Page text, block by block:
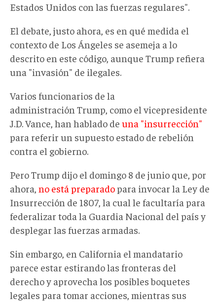
Estados Unidos con las fuerzas regulares".
El debate, justo ahora, es en qué medida el
contexto de Los Ángeles se asemeja a lo
descrito en este código, aunque Trump refiera
una "invasión" de ilegales.
Varios funcionarios de la
administración Trump, como el vicepresidente
J.D. Vance, han hablado de una "insurrección"
para referir un supuesto estado de rebelión
contra el gobierno.
Pero Trump dijo el domingo 8 de junio que, por
ahora, no está preparadopara invocar la Ley de
Insurrección de 1807, la cual le facultaría para
federalizar toda la Guardia Nacional del país y
desplegar las fuerzas armadas.
Sin embargo, en California el mandatario
parece estar estirando las fronteras del
derecho y aprovecha los posibles boquetes
legales para tomar acciones, mientras sus